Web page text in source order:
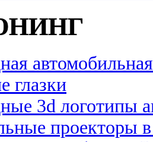
глазки
3d логотипы
проекторы